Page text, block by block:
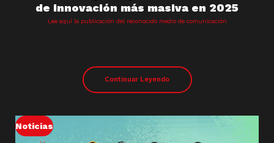
de innovación más masiva en 2025
Lee aquí la publicación del reconocido medio de comunicación
Continuar Leyendo
Noticias